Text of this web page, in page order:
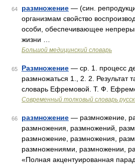
64 размножение — (син.
организмам свойство
особи, обеспечивающее
жизни …
Большой медицинский словарь
65 Размножение — ср. 1. процесс
размножаться 1., 2. 2. Результат
словарь Ефремовой. Т. Ф.
Современный толковый словарь
66 размножение — размножение,
размножения, размножений,
размножение, размножения,
размножениями, размножении,
«Полная акцентуированная